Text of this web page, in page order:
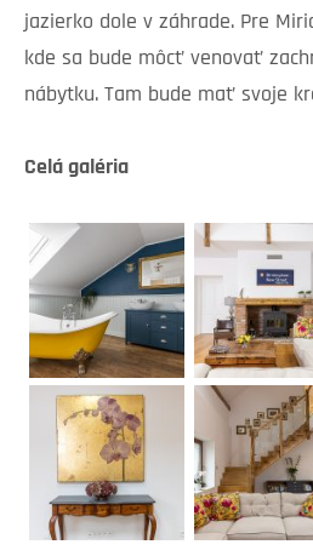
jazierko dole v záhrade. Pre
kde sa bude môcť venovať
nábytku. Tam bude mať svoje
Celá galéria